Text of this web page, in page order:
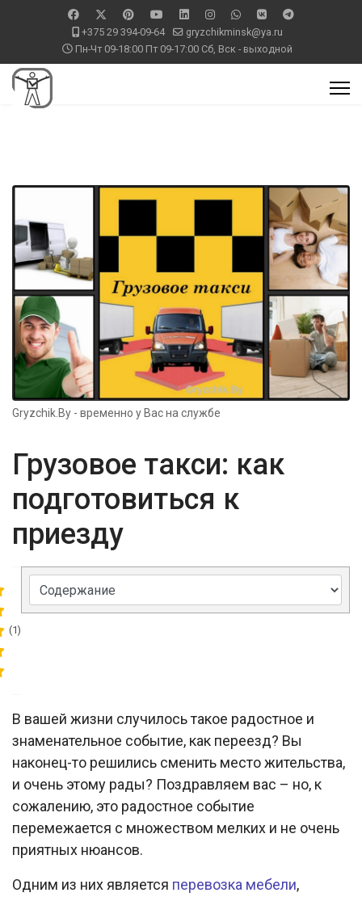
+375 29 394-09-64
gryzchikminsk@ya.ru
Пн-Чт 09-18:00 Пт 09-17:00 Сб, Вск - выходной
Gryzchik.By - временно у Вас на службе
Грузовое такси: как
подготовиться к
приезду
(1)
В вашей жизни случилось такое радостное и
знаменательное событие, как переезд? Вы
наконец-то решились сменить место жительства,
и очень этому рады? Поздравляем вас – но, к
сожалению, это радостное событие
перемежается с множеством мелких и не очень
приятных нюансов.
Одним из них является перевозка мебели,